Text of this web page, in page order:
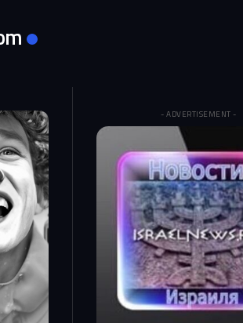
- ADVERTISEMENT -